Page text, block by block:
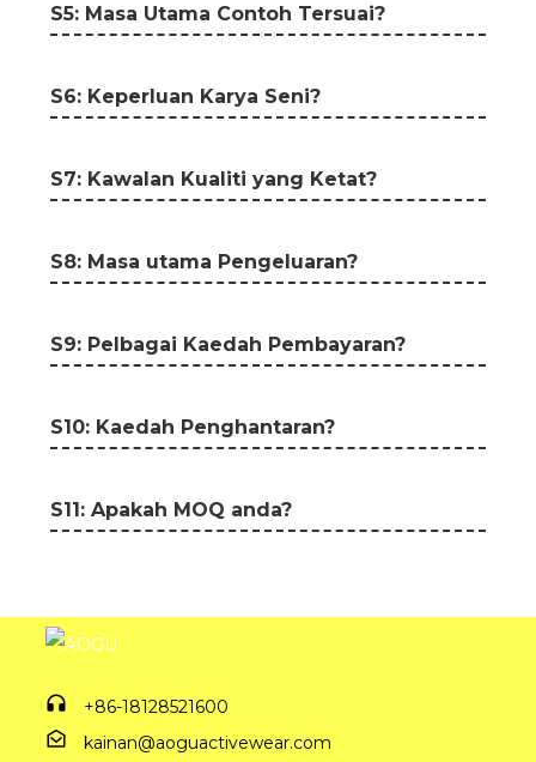
S5: Masa Utama Contoh Tersuai?
S6: Keperluan Karya Seni?
S7: Kawalan Kualiti yang Ketat?
S8: Masa utama Pengeluaran?
S9: Pelbagai Kaedah Pembayaran?
S10: Kaedah Penghantaran?
S11: Apakah MOQ anda?
+86-18128521600
kainan@aoguactivewear.com